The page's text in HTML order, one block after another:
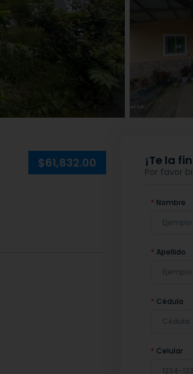
$61,832.00 ¡Te la
Por favor
* Nombre
* Apellido
* Cédula
* Celular